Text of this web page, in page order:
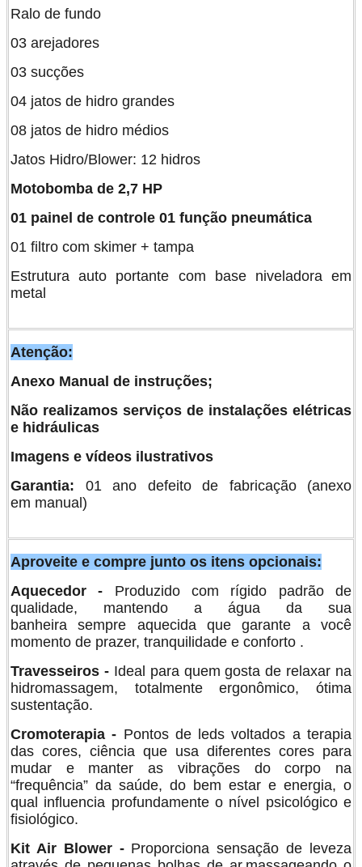
Ralo de fundo
03 arejadores
03 sucções
04 jatos de hidro grandes
08 jatos de hidro médios
Jatos Hidro/Blower: 12 hidros
Motobomba de 2,7 HP
01 painel de controle 01 função pneumática
01 filtro com skimer + tampa
Estrutura auto portante com base niveladora em
metal
Atenção:
Anexo Manual de instruções;
Não realizamos serviços de instalações elétricas
e hidráulicas
Imagens e vídeos ilustrativos
Garantia: 01 ano defeito de fabricação (anexo
em manual)
Aproveite e compre junto os itens opcionais:
Aquecedor - Produzido com rígido padrão de
qualidade, mantendo a água da sua
banheira sempre aquecida que garante a você
momento de prazer, tranquilidade e conforto .
Travesseiros -Ideal para quem gosta de relaxar na
hidromassagem, totalmente ergonômico, ótima
sustentação.
Cromoterapia - Pontos de leds voltados a terapia
das cores, ciência que usa diferentes cores para
mudar e manter as vibrações do corpo na
“frequência” da saúde, do bem estar e energia, o
qual influencia profundamente o nível psicológico e
fisiológico.
Kit Air Blower - Proporciona sensação de leveza